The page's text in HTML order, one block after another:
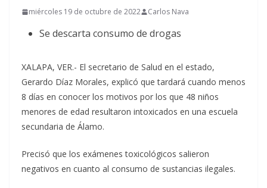
miércoles 19 de octubre de 2022 Carlos Nava
Se descarta consumo de drogas
XALAPA, VER.- El secretario de Salud en el estado,
Gerardo Díaz Morales, explicó que tardará cuando menos
8 días en conocer los motivos por los que 48 niños
menores de edad resultaron intoxicados en una escuela
secundaria de Álamo.
Precisó que los exámenes toxicológicos salieron
negativos en cuanto al consumo de sustancias ilegales.